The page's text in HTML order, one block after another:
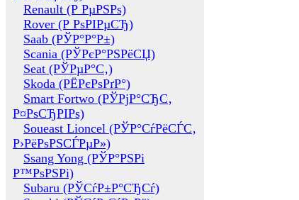
Renault (Р РµРЅРѕ)
Rover (Р РѕРІРµСЂ)
Saab (РЎР°Р°Р±)
Scania (РЎРєР°РЅРёСЏ)
Seat (РЎРµР°С‚)
Skoda (РЁРєРѕРґР°)
Smart Fortwo (РЎРјР°СЂС‚
Р¤РѕСЂРІРѕ)
Soueast Lioncel (РЎР°СѓРёСЃС‚
Р›РёРѕРЅСЃРµР»)
Ssang Yong (РЎР°РЅРі
Р™РѕРЅРі)
Subaru (РЎСѓР±Р°СЂСѓ)